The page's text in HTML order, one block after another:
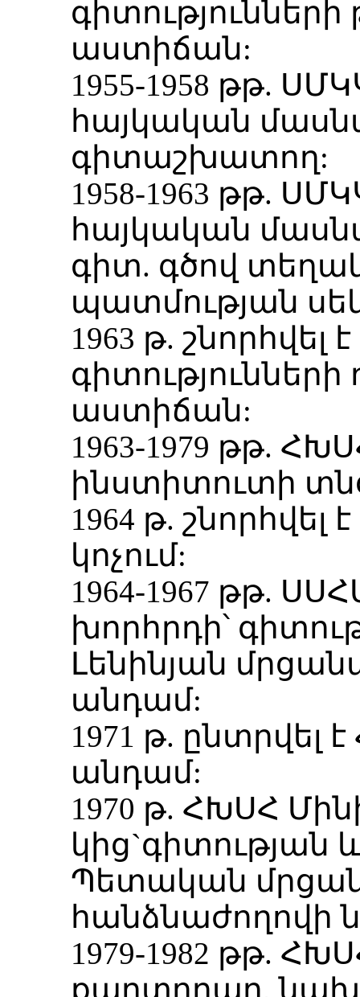
աստիճան:
1955-1958 թթ.
հայկական
գիտաշխատող:
1958-1963 թթ.
հայկական
գիտ. գծով
պատմության
1963 թ.
աստիճան:
1963-1979 թթ.
ինստիտուտի
1964 թ.
կոչում:
1964-1967 թթ.
խորհրդի՝
Լենինյան
անդամ:
1971 թ.
անդամ:
1970 թ. ՀԽՍՀ
կից`գիտության
Պետական
1979-1982 թթ.
քարտողար,